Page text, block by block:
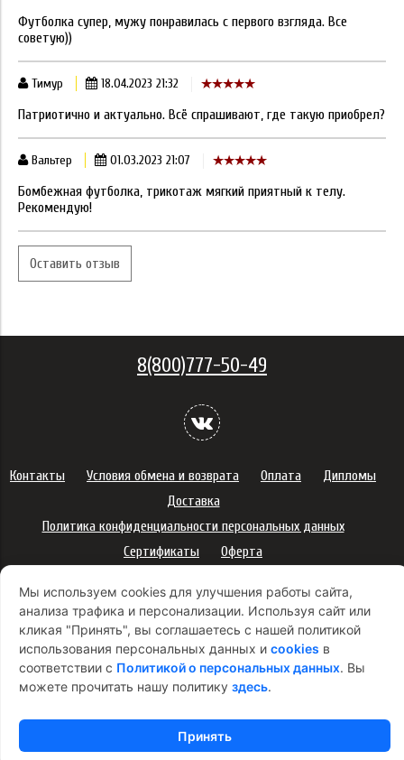
Футболка супер, мужу понравилась с первого взгляда. Все
советую))
Тимур 18.04.2023 21:32
Патриотично и актуально. Всё спрашивают, где такую приобрел?
Вальтер 01.03.2023 21:07
Бомбежная футболка, трикотаж мягкий приятный к телу.
Рекомендую!
Оставить отзыв
Мы используем cookies для улучшения работы сайта,
анализа трафика и персонализации. Используя сайт или
кликая "Принять", вы соглашаетесь с нашей политикой
использования персональных данных и cookies в
соответствии с Политикой о персональных данных. Вы
можете прочитать нашу политику здесь.
Принять
8(800)777-50-49
Контакты Условия обмена и возврата Оплата
Дипломы
Доставка
Политика конфиденциальности персональных данных
Сертификаты
Оферта
Правила ухода за одеждой
Политика платежей
Условия использования Cookie-файлов
Согласие на рекламную рассылку